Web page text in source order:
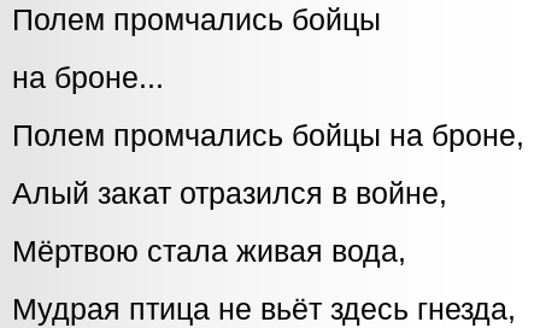
Полем промчались бойцы
на броне...
Полем промчались бойцы на броне,
Алый закат отразился в войне,
Мёртвою стала живая вода,
Мудрая птица не вьёт здесь гнезда,